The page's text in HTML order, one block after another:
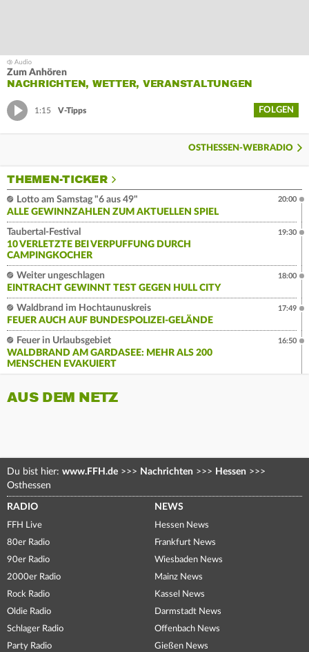
Zum Anhören
NACHRICHTEN, WETTER, VERANSTALTUNGEN
1:15 V-Tipps FOLGEN
OSTHESSEN-WEBRADIO
THEMEN-TICKER
Lotto am Samstag "6 aus 49"
ALLE GEWINNZAHLEN ZUM AKTUELLEN SPIEL
20:00
Taubertal-Festival
10 VERLETZTE BEI VERPUFFUNG DURCH
CAMPINGKOCHER
19:30
Weiter ungeschlagen
EINTRACHT GEWINNT TEST GEGEN HULL CITY
18:00
Waldbrand im Hochtaunuskreis
FEUER AUCH AUF BUNDESPOLIZEI-GELÄNDE
17:49
Feuer in Urlaubsgebiet
WALDBRAND AM GARDASEE: MEHR ALS 200
MENSCHEN EVAKUIERT
16:50
AUS DEM NETZ
Du bist hier: www.FFH.de >>> Nachrichten >>> Hessen >>>
Osthessen
RADIO
FFH Live
80er Radio
90er Radio
2000er Radio
Rock Radio
Oldie Radio
Schlager Radio
Party Radio
NEWS
Hessen News
Frankfurt News
Wiesbaden News
Mainz News
Kassel News
Darmstadt News
Offenbach News
Gießen News